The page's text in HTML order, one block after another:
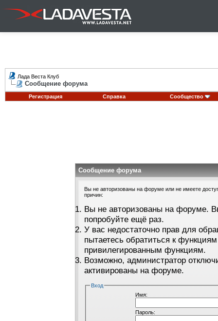
Лада Веста Клуб
Сообщение форума
Регистрация Справка Сообщество
Сообщение форума
Вы не авторизованы на форуме или не имеете
причин:
Вы не авторизованы на форуме.
попробуйте ещё раз.
У вас недостаточно прав для
пытаетесь обратиться к
привилегированным функциям.
Возможно, администратор
активированы на форуме.
Вход
Имя:
Пароль: